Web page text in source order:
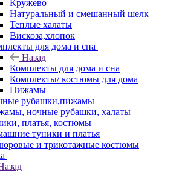
Кружево
Натуральный и смешанный шелк
Теплые халаты
Вискоза,хлопок
для дома и сна
Назад
Комплекты для дома и сна
Комплекты/ костюмы для дома
Пижамы
рубашки,пижамы
ночные рубашки, халаты
платья, костюмы
туники и платья
и трикотажные костюмы